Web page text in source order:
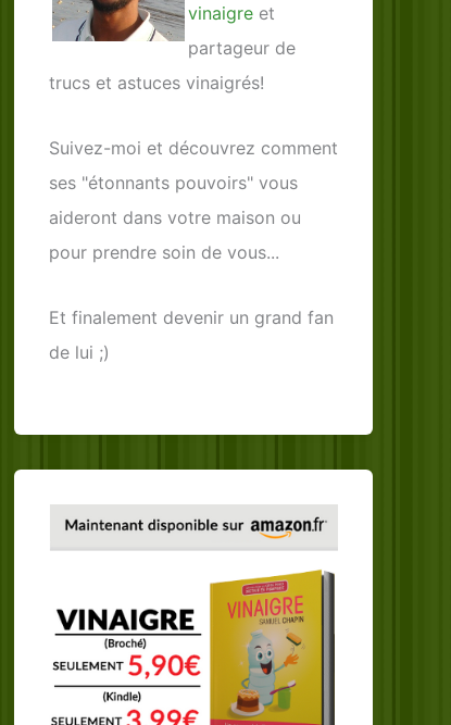
vinaigre et
partageur de
trucs et astuces vinaigrés!
Suivez-moi et découvrez comment
ses "étonnants pouvoirs" vous
aideront dans votre maison ou
pour prendre soin de vous...
Et finalement devenir un grand fan
de lui ;)